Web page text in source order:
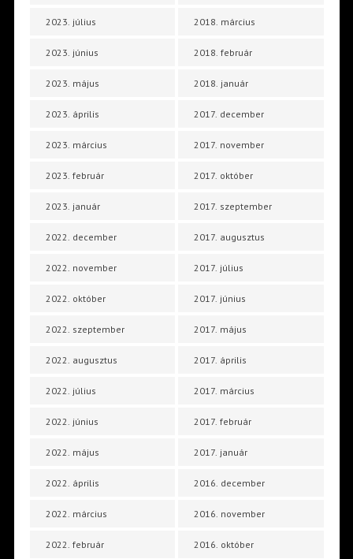
2023. július
2023. június
2023. május
2023. április
2023. március
2023. február
2023. január
2022. december
2022. november
2022. október
2022. szeptember
2022. augusztus
2022. július
2022. június
2022. május
2022. április
2022. március
2022. február
2018. március
2018. február
2018. január
2017. december
2017. november
2017. október
2017. szeptember
2017. augusztus
2017. július
2017. június
2017. május
2017. április
2017. március
2017. február
2017. január
2016. december
2016. november
2016. október